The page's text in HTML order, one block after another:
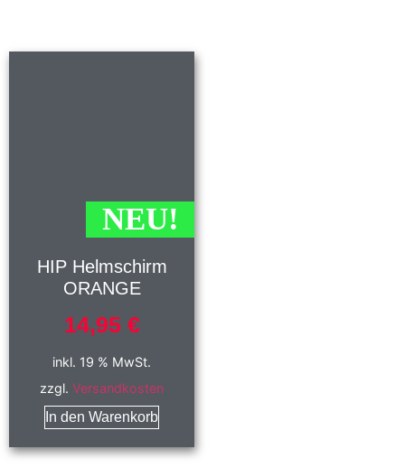
NEU!
HIP Helmschirm
ORANGE
14,95 €
inkl. 19 % MwSt.
zzgl.Versandkosten
In den Warenkorb